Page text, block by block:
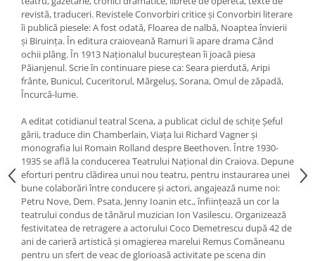
revistă, traduceri. Revistele Convorbiri critice şi Convorbiri literare
îi publică piesele: A fost odată, Floarea de nalbă, Noaptea învierii
şi Biruinţa. În editura craioveană Ramuri îi apare drama Când
ochii plâng. În 1913 Naţionalul bucureştean îi joacă piesa
Păianjenul. Scrie în continuare piese ca: Seara pierdută, Aripi
frânte, Bunicul, Cuceritorul, Mărgeluş, Sorana, Omul de zăpadă,
Încurcă-lume.
A editat cotidianul teatral Scena, a publicat ciclul de schiţe Şeful
gării, traduce din Chamberlain, Viaţa lui Richard Vagner şi
monografia lui Romain Rolland despre Beethoven. Între 1930-
1935 se află la conducerea Teatrului Naţional din Craiova. Depune
eforturi pentru clădirea unui nou teatru, pentru instaurarea unei
bune colaborări între conducere şi actori, angajează nume noi:
Petru Nove, Dem. Psata, Jenny Ioanin etc., înfiinţează un cor la
teatrului condus de tânărul muzician Ion Vasilescu. Organizează
festivitatea de retragere a actorului Coco Demetrescu după 42 de
ani de carieră artistică şi omagierea marelui Remus Comăneanu
pentru un sfert de veac de glorioasă activitate pe scena din